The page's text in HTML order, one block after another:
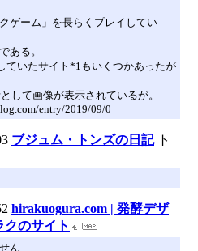
ゲーム」を長らくプレイしてい
ある。
ていたサイト*1もいくつかあったが
して画像が表示されているが。
entry/2019/09/0
ブジュム・トンズの日記 ト
hirakuogura.com | 発酵デザ
クのサイト
ん